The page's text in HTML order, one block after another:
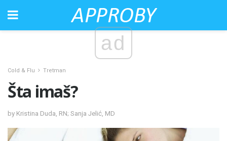
ad
Cold & Flu Tretman
Šta imaš?
by Kristina Duda, RN; Sanja Jelić, MD